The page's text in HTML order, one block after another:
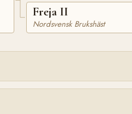
Freja II
Nordsvensk Brukshäst